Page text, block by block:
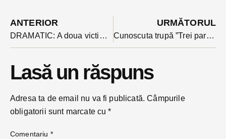
ANTERIOR
DRAMATIC: A doua victimă într-o singura lună, decedată în urma unui incendiu de vegetație
URMĂTORUL
Cunoscuta trupă ”Trei parale”, autoarea coloanei sonore a filmului ”Aferim” concerteaza la Bistrița
Lasă un răspuns
Adresa ta de email nu va fi publicată. Câmpurile
obligatorii sunt marcate cu*
Comentariu *